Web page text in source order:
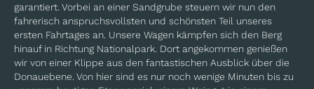
garantiert. Vorbei an einer Sandgrube steuern wir nun den
fahrerisch anspruchsvollsten und schönsten Teil unseres
ersten Fahrtages an. Unsere Wagen kämpfen sich den Berg
hinauf in Richtung Nationalpark. Dort angekommen genießen
wir von einer Klippe aus den fantastischen Ausblick über die
Donauebene. Von hier sind es nur noch wenige Minuten bis zu